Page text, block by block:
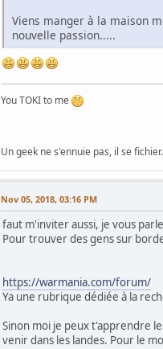
Viens manger à la maison
nouvelle passion.....
You TOKI to me
Un geek ne s'ennuie pas, il se
Nov 05, 2018, 03:16 PM
faut m'inviter aussi, je vous
Pour trouver des gens sur
https://warmania.com/forum/
Ya une rubrique dédiée à la
Sinon moi je peux t'apprendre
venir dans les landes. Pour le